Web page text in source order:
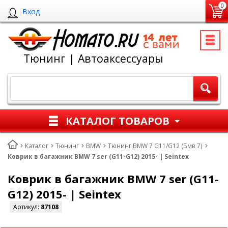
Вход
0
Тюнинг | Автоаксессуары
КАТАЛОГ ТОВАРОВ
Каталог Тюнинг BMW
Тюнинг BMW 7 G11/G12 (Бмв 7)
Коврик в багажник BMW 7 ser (G11-G12) 2015- | Seintex
Коврик в багажник BMW 7 ser (G11-
G12) 2015- | Seintex
Артикул: 87108